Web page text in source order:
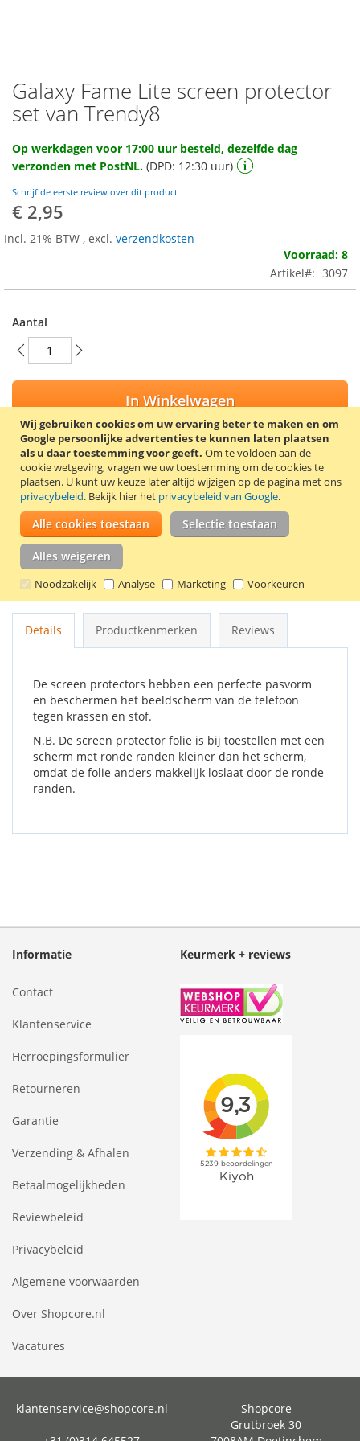
Wij gebruiken cookies om uw ervaring beter te maken en om
Google persoonlijke advertenties te kunnen laten plaatsen
als u daar toestemming voor geeft. Om te voldoen aan de
cookie wetgeving, vragen we uw toestemming om de cookies te
plaatsen. U kunt uw keuze later altijd wijzigen op de pagina met ons
privacybeleid. Bekijk hier het privacybeleid van Google.
Alle cookies toestaan Selectie toestaan
Alles weigeren
Noodzakelijk Analyse Marketing Voorkeuren
Ga
naar
het
van
de
gallerij
Galaxy Fame Lite screen protector
set van Trendy8
Op werkdagen voor 17:00 uur besteld, dezelfde dag
verzonden met PostNL. (DPD: 12:30 uur)
Schrijf de eerste review over dit product
€ 2,95
Incl. 21% BTW , excl. verzendkosten
Voorraad: 8
Artikel
3097
Aantal
In Winkelwagen
VOEG TOE AAN VERLANGLIJST
TOEVOEGEN OM TE VERGELIJKEN
Trendy8 screen protector set voor de Samsung Galaxy Fame
Lite S6790. De set bevat 2 screen protectors, een
schoonmaakdoekje en een kaartje om luchtbellen onder de
screen protector te verwijderen.
Details Productkenmerken Reviews
De screen protectors hebben een perfecte pasvorm
en beschermen het beeldscherm van de telefoon
tegen krassen en stof.
N.B. De screen protector folie is bij toestellen met een
scherm met ronde randen kleiner dan het scherm,
omdat de folie anders makkelijk loslaat door de ronde
randen.
Informatie
Contact
Klantenservice
Herroepingsformulier
Retourneren
Garantie
Verzending & Afhalen
Betaalmogelijkheden
Reviewbeleid
Privacybeleid
Algemene voorwaarden
Over Shopcore.nl
Vacatures
Keurmerk + reviews
klantenservice@shopcore.nl
Shopcore
Grutbroek 30